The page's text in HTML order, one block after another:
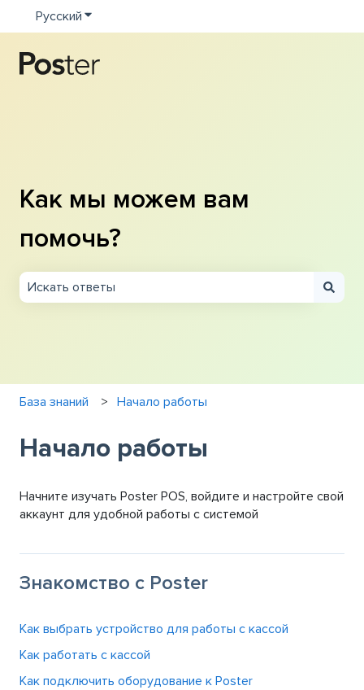
Русский Показать подменю для переводов
Как мы можем вам
помочь?
База знаний Начало работы
Начало работы
Начните изучать Poster POS, войдите и настройте свой
аккаунт для удобной работы с системой
Знакомство с Poster
Как выбрать устройство для работы с кассой
Как работать с кассой
Как подключить оборудование к Poster